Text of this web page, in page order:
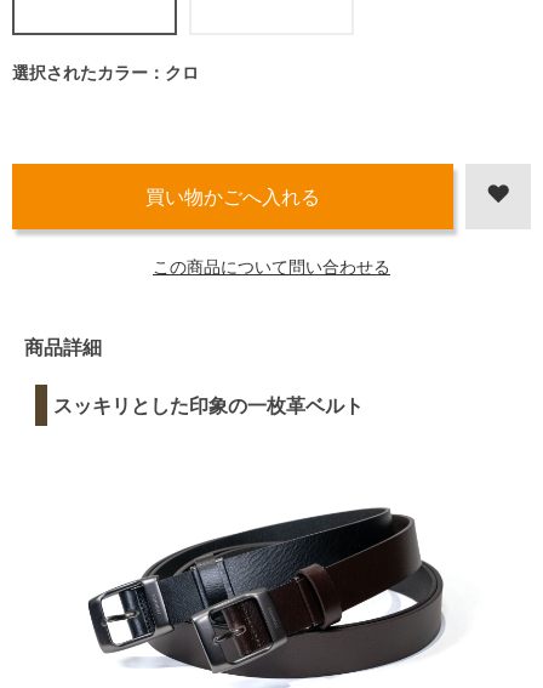
選択されたカラー：クロ
この商品について問い合わせる
商品詳細
スッキリとした印象の一枚革ベルト